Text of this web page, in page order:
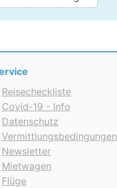
Reisecheckliste
Covid-19 - Info
Datenschutz
Vermittlungsbedingungen
Newsletter
Mietwagen
Flüge